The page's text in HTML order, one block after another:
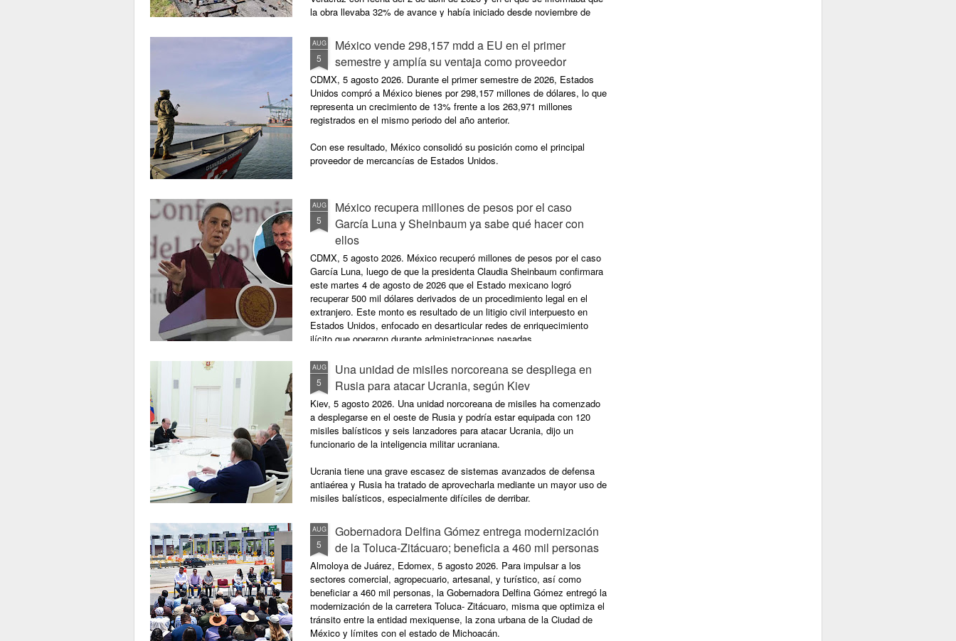
la obra llevaba 32% de avance y había iniciado desde noviembre de
AUG
5
México vende 298,157 mdd a EU en el primer
semestre y amplía su ventaja como proveedor
CDMX, 5 agosto 2026. Durante el primer semestre de 2026, Estados
Unidos compró a México bienes por 298,157 millones de dólares, lo que
representa un crecimiento de 13% frente a los 263,971 millones
registrados en el mismo periodo del año anterior.
Con ese resultado, México consolidó su posición como el principal
proveedor de mercancías de Estados Unidos.
AUG
5
México recupera millones de pesos por el caso
García Luna y Sheinbaum ya sabe qué hacer con
ellos
CDMX, 5 agosto 2026. México recuperó millones de pesos por el caso
García Luna, luego de que la presidenta Claudia Sheinbaum confirmara
este martes 4 de agosto de 2026 que el Estado mexicano logró
recuperar 500 mil dólares derivados de un procedimiento legal en el
extranjero. Este monto es resultado de un litigio civil interpuesto en
Estados Unidos, enfocado en desarticular redes de enriquecimiento
ilícito que operaron durante administraciones pasadas.
AUG
5
Una unidad de misiles norcoreana se despliega en
Rusia para atacar Ucrania, según Kiev
Kiev, 5 agosto 2026. Una unidad norcoreana de misiles ha comenzado
a desplegarse en el oeste de Rusia y podría estar equipada con 120
misiles balísticos y seis lanzadores para atacar Ucrania, dijo un
funcionario de la inteligencia militar ucraniana.
Ucrania tiene una grave escasez de sistemas avanzados de defensa
antiaérea y Rusia ha tratado de aprovecharla mediante un mayor uso de
misiles balísticos, especialmente difíciles de derribar.
AUG
5
Gobernadora Delfina Gómez entrega modernización
de la Toluca-Zitácuaro; beneficia a 460 mil personas
Almoloya de Juárez, Edomex, 5 agosto 2026. Para impulsar a los
sectores comercial, agropecuario, artesanal, y turístico, así como
beneficiar a 460 mil personas, la Gobernadora Delfina Gómez entregó la
modernización de la carretera Toluca- Zitácuaro, misma que optimiza el
tránsito entre la entidad mexiquense, la zona urbana de la Ciudad de
México y límites con el estado de Michoacán.